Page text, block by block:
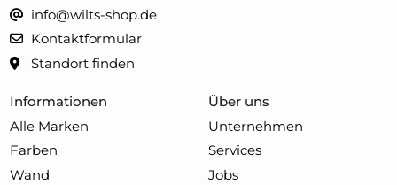
Informationen
Alle Marken
Farben
Wand
Über uns
Unternehmen
Services
Jobs
info@wilts-shop.de
Kontaktformular
Standort finden